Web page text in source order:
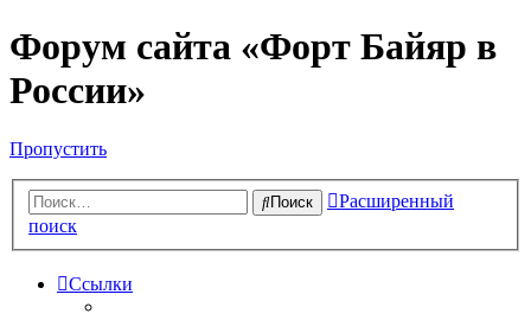
Форум сайта «Форт Байяр в
России»
Пропустить
Поиск
Расширенный
поиск
Ссылки